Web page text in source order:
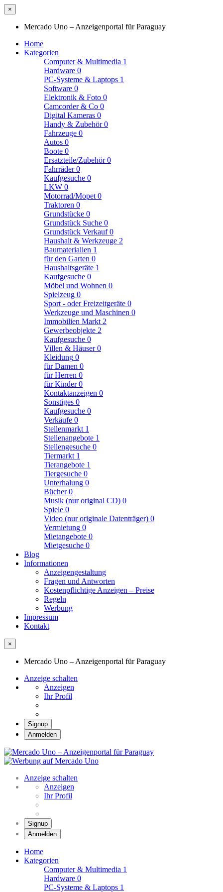
×
Mercado Uno – Anzeigenportal für Paraguay
Home
Kategorien
Computer & Multimedia 1
Hardware 0
PC-Systeme & Laptops 1
Software 0
Elektronik & Foto 0
Camcorder & Co 0
Digital Kameras 0
Handy & Zubehör0
Fahrzeuge 0
Autos 0
Boote 0
Ersatzteile/Zubehör0
Fahrräder0
Kaufgesuche 0
LKW 0
Motorrad/Mopet 0
Traktoren 0
Grundstücke 0
Grundstück Suche 0
Grundstück Verkauf0
Haushalt & Werkzeuge 2
Baumaterialien 1
für den Garten 0
Haushaltsgeräte 1
Kaufgesuche 0
Möbel und Wohnen 0
Spielzeug 0
Sport - oder Freizeitgeräte 0
Werkzeuge und Maschinen 0
Immobilien Markt 2
Gewerbeobjekte 2
Kaufgesuche 0
Villen & Häuser0
Kleidung 0
für Damen 0
für Herren 0
für Kinder0
Kontaktanzeigen 0
Sonstiges 0
Kaufgesuche 0
Verkäufe 0
Stellenmarkt 1
Stellenangebote 1
Stellengesuche 0
Tiermarkt 1
Tierangebote 1
Tiergesuche 0
Unterhalung 0
Bücher0
Musik (nur original CD) 0
Spiele 0
Video (nur originale Datenträger) 0
Vermietung 0
Mietangebote 0
Mietgesuche 0
Blog
Informationen
Anzeigengestaltung
Fragen und Antworten
Kostenpflichtige Anzeigen – Preise
Regeln
Werbung
Impressum
Kontakt
×
Mercado Uno – Anzeigenportal für Paraguay
Anzeige schalten
Anzeigen
Ihr Profil
Signup
Anmelden
Anzeige schalten
Anzeigen
Ihr Profil
Signup
Anmelden
Home
Kategorien
Computer & Multimedia 1
Hardware 0
PC-Systeme & Laptops 1